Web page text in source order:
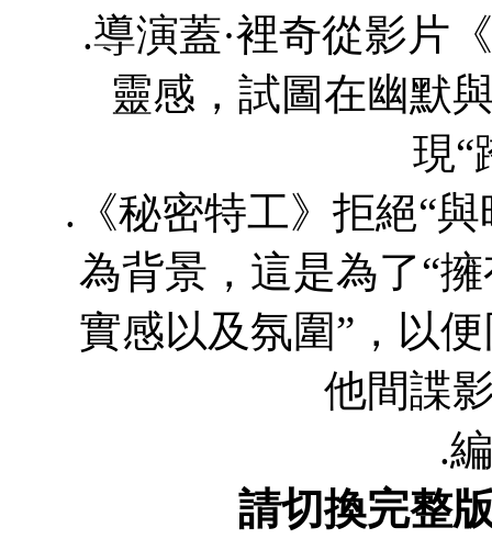
.導演蓋·裡奇從影片
靈感，試圖在幽默
現“
.《秘密特工》拒絕“
為背景，這是為了“
實感以及氛圍”，以
他間諜
.
請切換完整